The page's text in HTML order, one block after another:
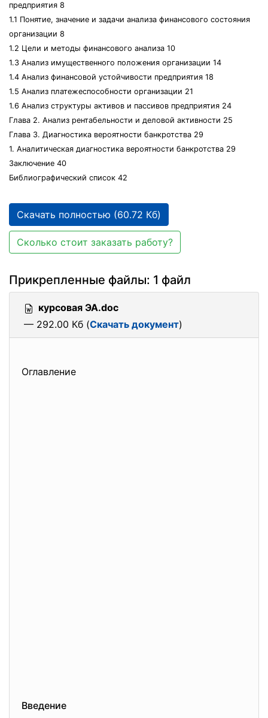
предприятия 8
1.1 Понятие, значение и задачи анализа финансового состояния
организации 8
1.2 Цели и методы финансового анализа 10
1.3 Анализ имущественного положения организации 14
1.4 Анализ финансовой устойчивости предприятия 18
1.5 Анализ платежеспособности организации 21
1.6 Анализ структуры активов и пассивов предприятия 24
Глава 2. Анализ рентабельности и деловой активности 25
Глава 3. Диагностика вероятности банкротства 29
1. Аналитическая диагностика вероятности банкротства 29
Заключение 40
Библиографический список 42
Скачать полностью (60.72 Кб)
Сколько стоит заказать работу?
Прикрепленные файлы: 1 файл
курсовая ЭА.doc
— 292.00 Кб (Скачать документ)
Оглавление
Введение